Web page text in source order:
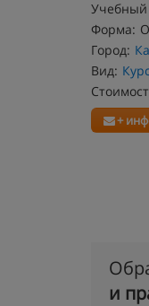
Учебный
Форма:
Город:
Вид:
+
и